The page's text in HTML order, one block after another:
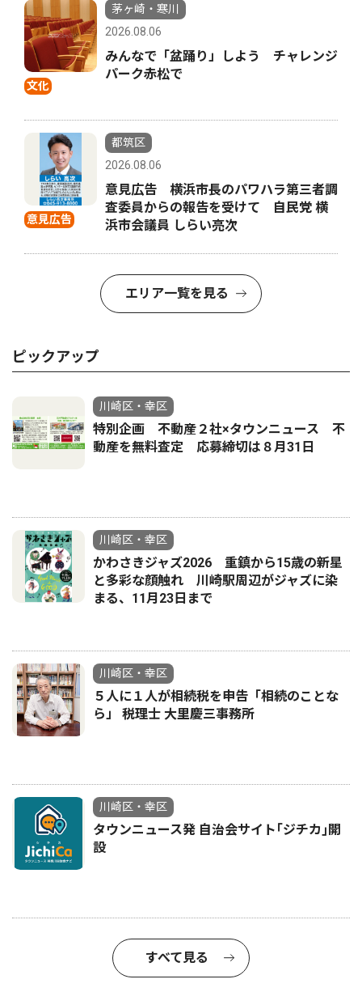
文化
茅ヶ崎・寒川
2026.08.06
みんなで「盆踊り」しよう チャレンジ
パーク赤松で
意見広告
都筑区
2026.08.06
意見広告 横浜市長のパワハラ第三者調
査委員からの報告を受けて 自民党 横
浜市会議員 しらい亮次
エリア一覧を見る
ピックアップ
川崎区・幸区
特別企画 不動産２社×タウンニュース 不
動産を無料査定 応募締切は８月31日
川崎区・幸区
かわさきジャズ2026 重鎮から15歳の新星
と多彩な顔触れ 川崎駅周辺がジャズに染
まる、11月23日まで
川崎区・幸区
５人に１人が相続税を申告「相続のことな
ら」 税理士 大里慶三事務所
川崎区・幸区
タウンニュース発 自治会サイト｢ジチカ｣開
設
すべて見る